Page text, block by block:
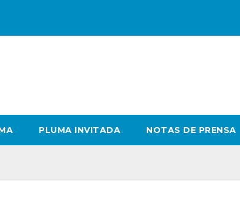
PLUMA INVITADA NOTAS DE PRENSA